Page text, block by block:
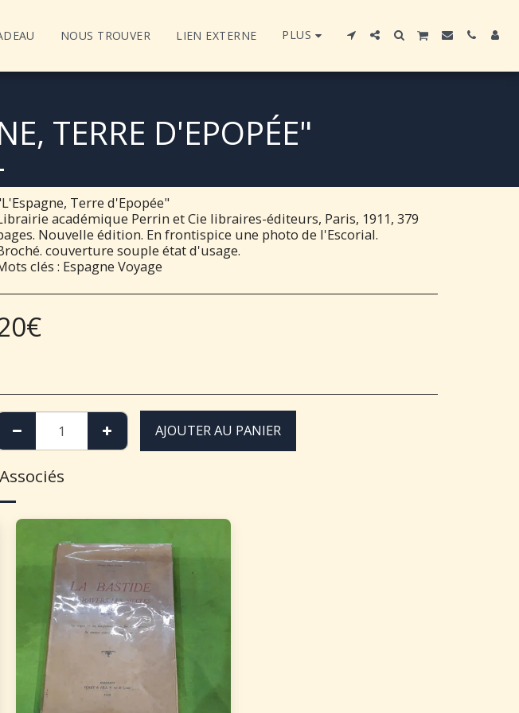
NOUS TROUVER LIEN EXTERNE PLUS
TERRE D'EPOPÉE"
Terre d'Epopée"
académique Perrin et Cie libraires-éditeurs, Paris, 1911, 379
Nouvelle édition. En frontispice une photo de l'Escorial.
couverture souple état d'usage.
clés : Espagne Voyage
€
AJOUTER AU PANIER